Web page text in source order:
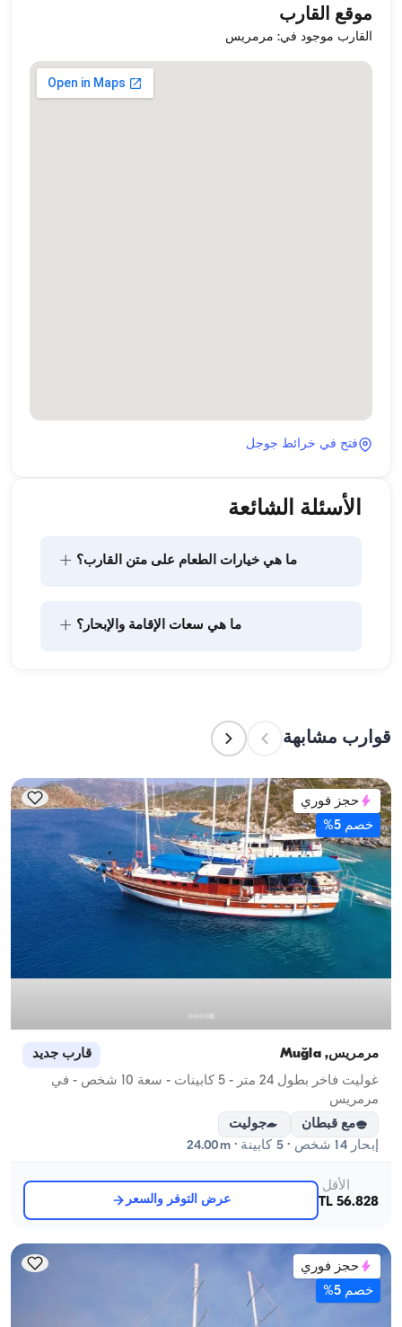
موقع القارب
القارب موجود في: مرمريس
فتح في خرائط جوجل
الأسئلة الشائعة
ما هي خيارات الطعام على متن القارب؟ +
ما هي سعات الإقامة والإبحار؟ +
للإيجارات اليومية، فتنطبق سعة الإبحار.
قوارب مشابهة
حجز فوري
خصم 5%
مرمريس, Muğla قارب جديد
غوليت فاخر بطول 24 متر - 5 كابينات - سعة 10 شخص - في
مرمريس
مع قبطان
جوليت
إبحار 14 شخص · 5 كابينة · 24.00m
الأقل
56.828 TL
عرض التوفر والسعر
حجز فوري
خصم 5%